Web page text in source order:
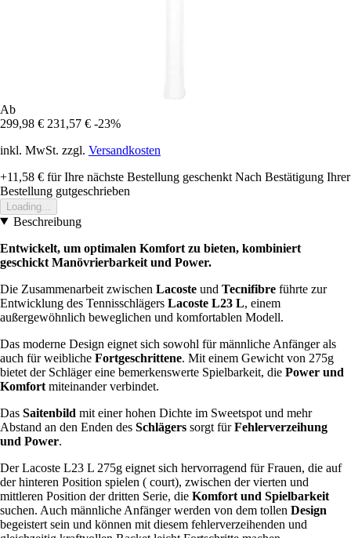
Ab
299,98 € 231,57 € -23%
inkl. MwSt. zzgl. Versandkosten
+11,58 € für Ihre nächste Bestellung geschenkt Nach Bestätigung Ihrer
Bestellung gutgeschrieben
Loading...
Beschreibung
Entwickelt, um optimalen Komfort zu bieten, kombiniert
geschickt Manövrierbarkeit und Power.
Die Zusammenarbeit zwischen Lacoste und Tecnifibre führte zur
Entwicklung des Tennisschlägers Lacoste L23 L, einem
außergewöhnlich beweglichen und komfortablen Modell.
Das moderne Design eignet sich sowohl für männliche Anfänger als
auch für weibliche Fortgeschrittene. Mit einem Gewicht von 275g
bietet der Schläger eine bemerkenswerte Spielbarkeit, die Power und
Komfort miteinander verbindet.
Das Saitenbild mit einer hohen Dichte im Sweetspot und mehr
Abstand an den Enden des Schlägers sorgt fürFehlerverzeihung
und Power.
Der Lacoste L23 L 275g eignet sich hervorragend für Frauen, die auf
der hinteren Position spielen ( court), zwischen der vierten und
mittleren Position der dritten Serie, die Komfort und Spielbarkeit
suchen. Auch männliche Anfänger werden von dem tollen Design
begeistert sein und können mit diesem fehlerverzeihenden und